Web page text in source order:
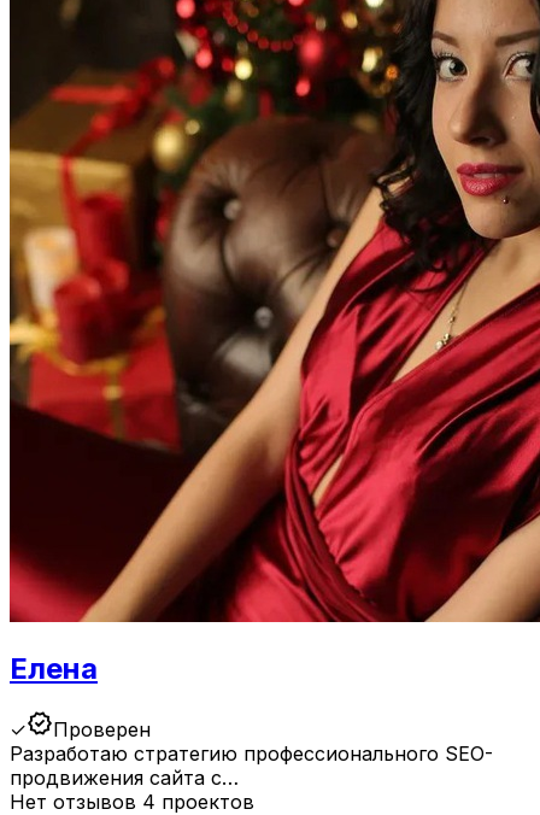
Елена
✓verifiedПроверен
Разработаю стратегию профессионального SEO-
продвижения сайта с…
Нет отзывов 4 проектов